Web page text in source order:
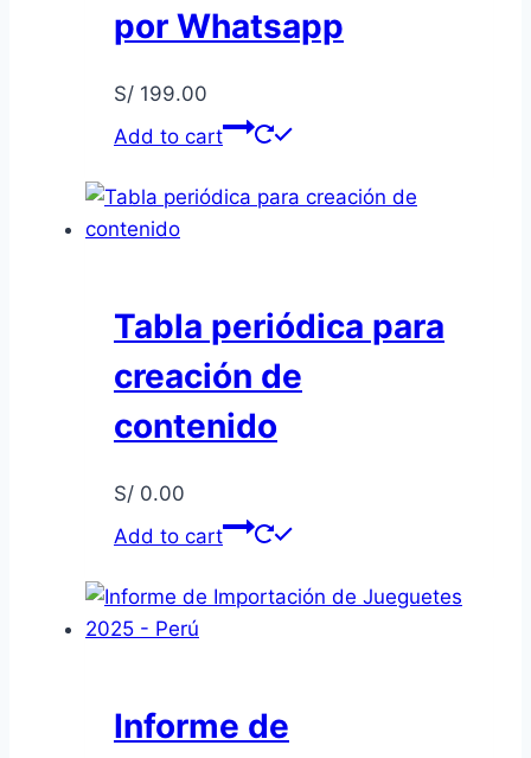
por Whatsapp
S/ 199.00
Add to cart
Tabla periódica para
creación de
contenido
S/ 0.00
Add to cart
Informe de